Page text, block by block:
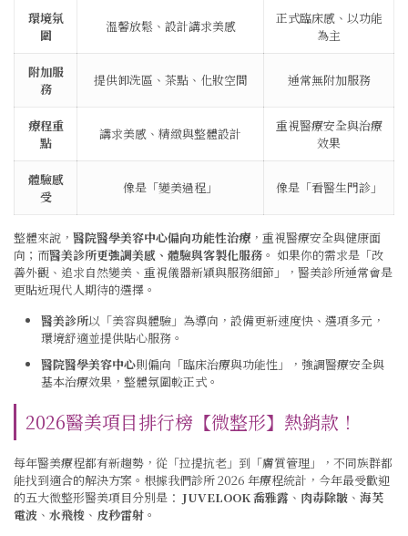
環境氛
圍
溫馨放鬆、設計講求美感
正式臨床感、以功能
為主
附加服
務
提供卸洗區、茶點、化妝空間 通常無附加服務
療程重
點
講求美感、精緻與整體設計
重視醫療安全與治療
效果
體驗感
受
像是「變美過程」 像是「看醫生門診」
整體來說， 醫院醫學美容中心偏向功能性治療，重視醫療安全與健康面
向；而醫美診所更強調美感、體驗與客製化服務 。 如果你的需求是「改
善外觀、追求自然變美、重視儀器新穎與服務細節」，醫美診所通常會是
更貼近現代人期待的選擇。
醫美診所以「美容與體驗」為導向，設備更新速度快、選項多元，
環境舒適並提供貼心服務。
醫院醫學美容中心則偏向「臨床治療與功能性」，強調醫療安全與
基本治療效果，整體氛圍較正式。
2026醫美項目排行榜【微整形】熱銷款！
每年醫美療程都有新趨勢，從「拉提抗老」到「膚質管理」，不同族群都
能找到適合的解決方案。根據我們診所 2026 年療程統計，今年最受歡迎
的五大微整形醫美項目分別是： JUVELOOK喬雅露 、 肉毒除皺 、 海芙
電波 、 水飛梭 、 皮秒雷射 。